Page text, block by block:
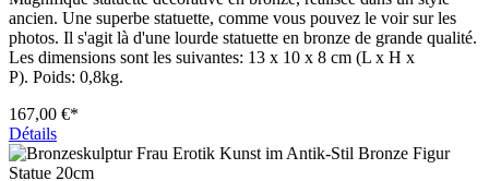
ancien. Une superbe statuette, comme vous pouvez le voir sur les
photos. Il s'agit là d'une lourde statuette en bronze de grande qualité.
Les dimensions sont les suivantes: 13 x 10 x 8 cm (L x H x
P). Poids: 0,8kg.
167,00 €*
Détails